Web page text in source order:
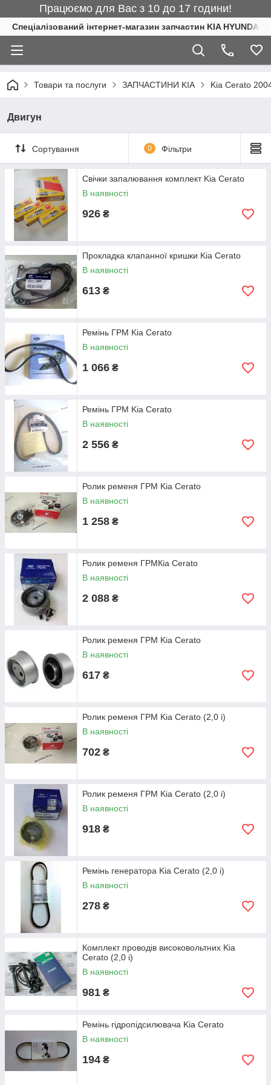
Працюємо для Вас з 10 до 17 години!
Спеціалізований інтернет-магазин запчастин KIA HYUNDAI
Товари та послуги ЗАПЧАСТИНИ KIA Kia Cerato
Двигун
Сортування 0 Фільтри
Свічки запалювання комплект Kia Cerato
В наявності
926 ₴
Прокладка клапанної кришки Kia Cerato
В наявності
613 ₴
Ремінь ГРМ Kia Cerato
В наявності
1 066 ₴
Ремінь ГРМ Kia Cerato
В наявності
2 556 ₴
Ролик ременя ГРМ Kia Cerato
В наявності
1 258 ₴
Ролик ременя ГРМКіа Cerato
В наявності
2 088 ₴
Ролик ременя ГРМ Kia Cerato
В наявності
617 ₴
Ролик ременя ГРМ Kia Cerato (2,0 i)
В наявності
702 ₴
Ролик ременя ГРМ Kia Cerato (2,0 i)
В наявності
918 ₴
Ремінь генератора Kia Cerato (2,0 i)
В наявності
278 ₴
Комплект проводів високовольтних Kia
Cerato (2,0 i)
В наявності
981 ₴
Ремінь гідропідсилювача Kia Cerato
В наявності
194 ₴